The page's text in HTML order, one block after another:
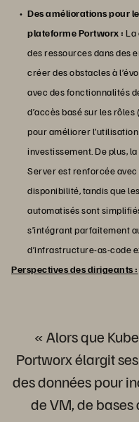
Des améliorations pour
plateforme Portworx : La
des ressources dans des
créer des obstacles à
avec des fonctionnalités
d’accès basé sur les
pour améliorer
investissement. De plus,
Server est renforcée
disponibilité, tandis que
automatisés sont
s’intégrant parfaitement
d’infrastructure-as-code
Perspectives des dirigeants :
« Alors que
Portworx élargit
des données pour
de VM, de bases